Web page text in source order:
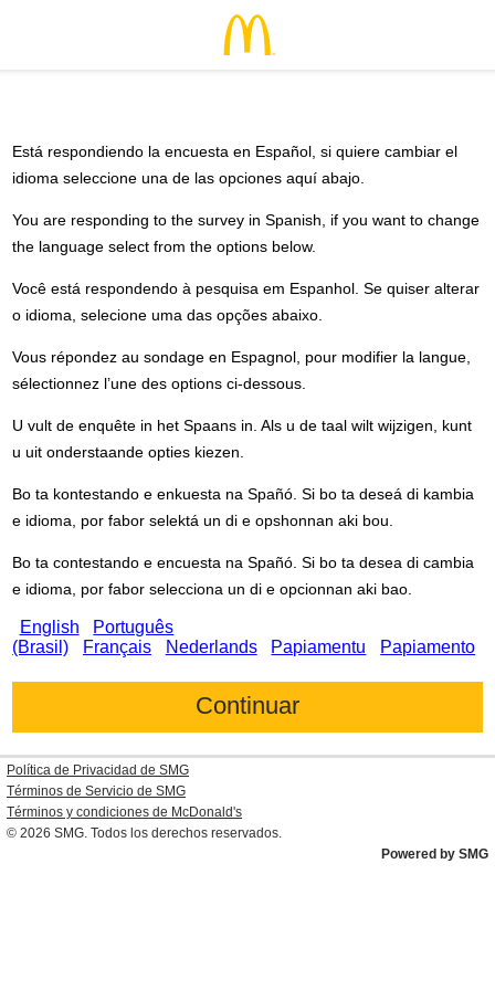
Está respondiendo la encuesta en Español, si quiere cambiar el
idioma seleccione una de las opciones aquí abajo.
You are responding to the survey in Spanish, if you want to change
the language select from the options below.
Você está respondendo à pesquisa em Espanhol. Se quiser alterar
o idioma, selecione uma das opções abaixo.
Vous répondez au sondage en Espagnol, pour modifier la langue,
sélectionnez l’une des options ci-dessous.
U vult de enquête in het Spaans in. Als u de taal wilt wijzigen, kunt
u uit onderstaande opties kiezen.
Bo ta kontestando e enkuesta na Spañó. Si bo ta deseá di kambia
e idioma, por fabor selektá un di e opshonnan aki bou.
Bo ta contestando e encuesta na Spañó. Si bo ta desea di cambia
e idioma, por fabor selecciona un di e opcionnan aki bao.
English
Português
(Brasil)
Français Nederlands Papiamentu Papiamento
Política de Privacidad de SMG
Términos de Servicio de SMG
Términos y condiciones de McDonald's
© 2026 SMG . Todos los derechos reservados.
Powered by SMG